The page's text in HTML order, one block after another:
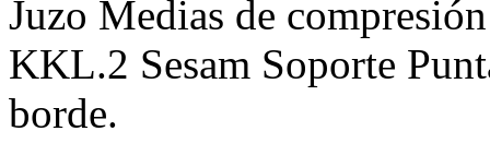
Juzo Medias de
KKL.2 Sesam Soporte
borde.